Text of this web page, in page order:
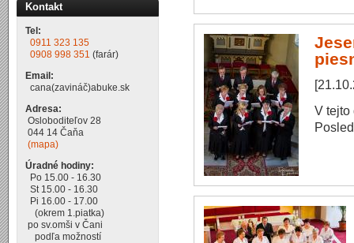
V tejto
Kontakt
Tel:
0911 323 135
0908 998 351 (farár)
Email:
cana(zavináč)abuke.sk
Adresa:
Osloboditeľov 28
044 14 Čaňa
(mapa)
Úradné hodiny:
Po 15.00 - 16.30
St 15.00 - 16.30
Pi 16.00 - 17.00
(okrem 1.piatka)
po sv.omši v Čani
podľa možností